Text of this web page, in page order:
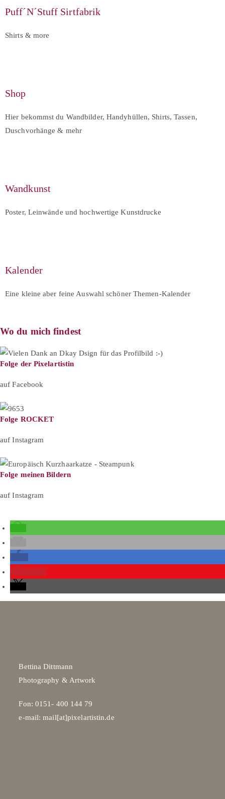
Puff´N´Stuff Sirtfabrik
Shirts & more
Shop
Hier bekommst du Wandbilder, Handyhüllen, Shirts, Tassen,
Duschvorhänge & mehr
Wandkunst
Poster, Leinwände und hochwertige Kunstdrucke
Kalender
Eine kleine aber feine Auswahl schöner Themen-Kalender
Wo du mich findest
Folge der Pixelartistin
auf Facebook
Folge ROCKET
auf Instagram
Folge meinen Bildern
auf Instagram
Bettina Dittmann
Photography & Artwork
Fon: 0151- 400 144 79
e-mail: mail[at]pixelartistin.de